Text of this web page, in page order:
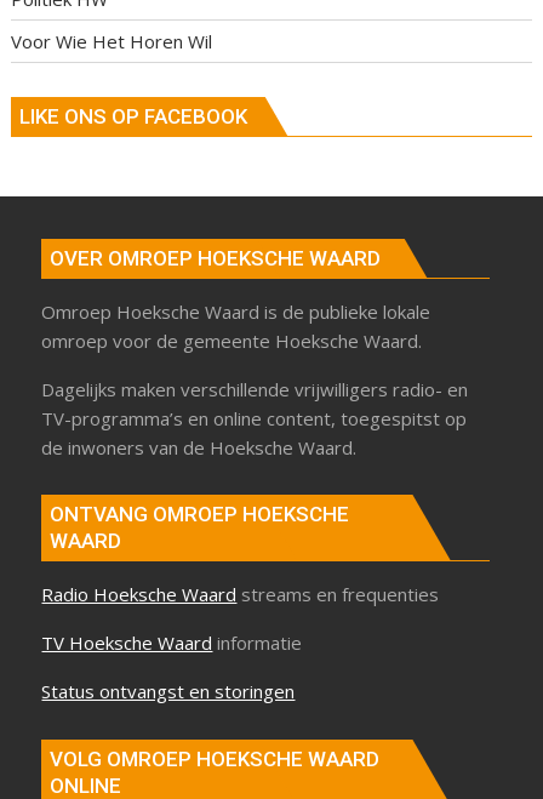
Voor Wie Het Horen Wil
LIKE ONS OP FACEBOOK
OVER OMROEP HOEKSCHE WAARD
Omroep Hoeksche Waard is de publieke lokale
omroep voor de gemeente Hoeksche Waard.
Dagelijks maken verschillende vrijwilligers radio- en
TV-programma’s en online content, toegespitst op
de inwoners van de Hoeksche Waard.
ONTVANG OMROEP HOEKSCHE
WAARD
Radio Hoeksche Waard streams en frequenties
TV Hoeksche Waard informatie
Status ontvangst en storingen
VOLG OMROEP HOEKSCHE WAARD
ONLINE